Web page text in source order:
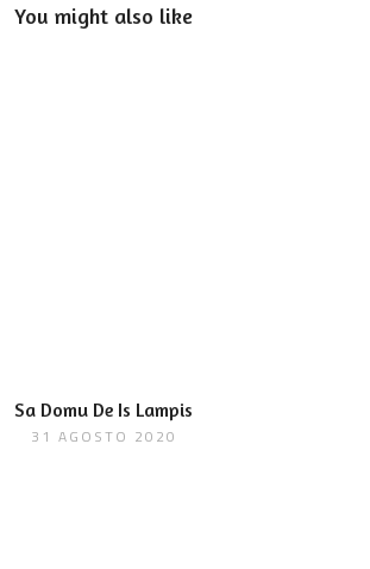
You might also like
Sa Domu De Is Lampis
31 AGOSTO 2020